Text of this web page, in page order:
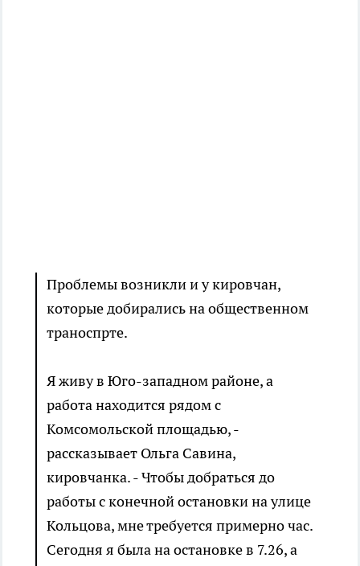
Проблемы возникли и у кировчан,
которые добирались на общественном
траноспрте.
Я живу в Юго-западном районе, а
работа находится рядом с
Комсомольской площадью, -
рассказывает Ольга Савина,
кировчанка. - Чтобы добраться до
работы с конечной остановки на улице
Кольцова, мне требуется примерно час.
Сегодня я была на остановке в 7.26, а